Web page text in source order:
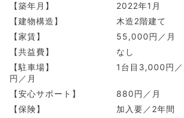
【築年月】 2022年1月
【建物構造】 木造2階建て
【家賃】 55,000円／月
【共益費】 なし
【駐車場】 1台目3,000円／月
円／月
【安心サポート】 880円／月
【保険】 加入要／2年間